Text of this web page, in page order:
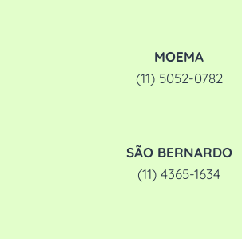
MOEMA
(11) 5052-0782
SÃO BERNARDO
(11) 4365-1634